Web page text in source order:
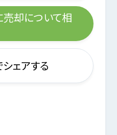
売却について相
ェアする